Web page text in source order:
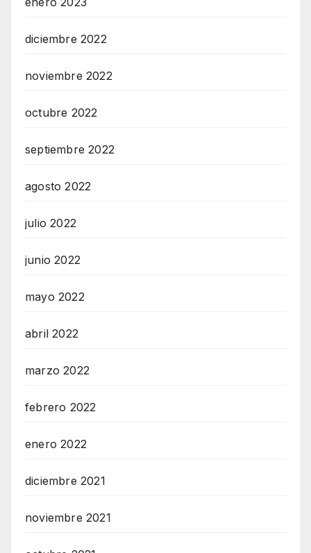
diciembre 2022
noviembre 2022
octubre 2022
septiembre 2022
agosto 2022
julio 2022
junio 2022
mayo 2022
abril 2022
marzo 2022
febrero 2022
enero 2022
diciembre 2021
noviembre 2021